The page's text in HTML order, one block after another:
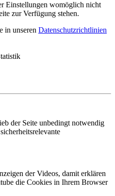
Einstellungen womöglich nicht
zur Verfügung stehen.
in unseren Datenschutzrichtlinien
der Seite unbedingt notwendig
der Videos, damit erklären
die Cookies in Ihrem Browser